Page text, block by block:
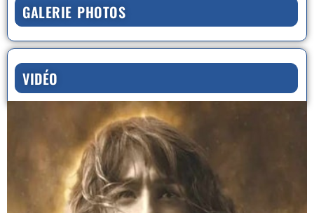
GALERIE PHOTOS
VIDÉO